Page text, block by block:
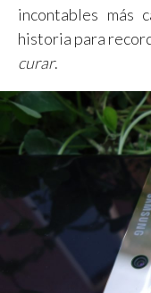
incontables más
historia para
curar.